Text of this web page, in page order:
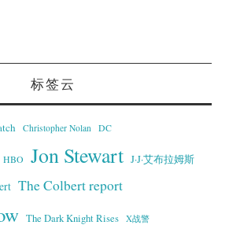
标签云
Christopher Nolan DC
HBO Jon Stewart J·J·艾布拉姆斯
The Colbert report
The Dark Knight Rises X战警